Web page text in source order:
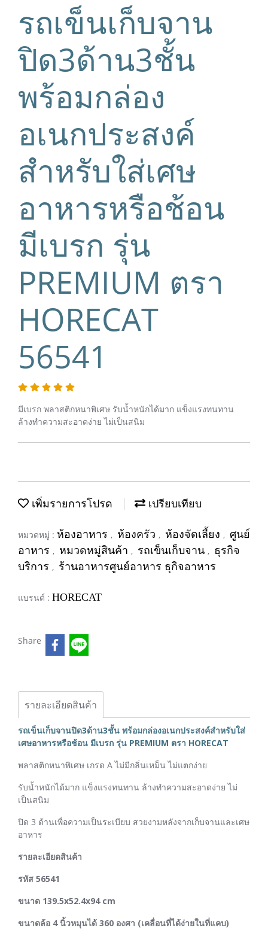
รถเข็นเก็บจาน
ปิด3ด้าน3ชั้น
พร้อมกล่อง
อเนกประสงค์
สำหรับใส่เศษ
อาหารหรือช้อน
มีเบรก รุ่น
PREMIUM ตรา
HORECAT
56541
มีเบรก พลาสติกหนาพิเศษ รับน้ำหนักได้มาก แข็งแรงทนทาน
ล้างทำความสะอาดง่าย ไม่เป็นสนิม
เพิ่มรายการโปรด เปรียบเทียบ
หมวดหมู่ : ห้องอาหาร , ห้องครัว , ห้องจัดเลี้ยง , ศูนย์
อาหาร , หมวดหมู่สินค้า , รถเข็นเก็บจาน , ธุรกิจ
บริการ , ร้านอาหารศูนย์อาหาร ธุกิจอาหาร
แบรนด์ : HORECAT
Share
รายละเอียดสินค้า
รถเข็นเก็บจานปิด3ด้าน3ชั้น พร้อมกล่องอเนกประสงค์สำหรับใส่
เศษอาหารหรือช้อน มีเบรก รุ่น PREMIUM ตรา HORECAT
พลาสติกหนาพิเศษ เกรด A ไม่มีกลิ่นเหม็น ไม่แตกง่าย
รับน้ำหนักได้มาก แข็งแรงทนทาน ล้างทำความสะอาดง่าย ไม่
เป็นสนิม
ปิด 3 ด้านเพื่อความเป็นระเบียบ สวยงามหลังจากเก็บจานและเศษ
อาหาร
รายละเอียดสินค้า
รหัส 56541
ขนาด 139.5x52.4x94 cm
ขนาดล้อ 4 นิ้วหมุนได้ 360 องศา (เคลื่อนที่ได้ง่ายในที่แคบ)